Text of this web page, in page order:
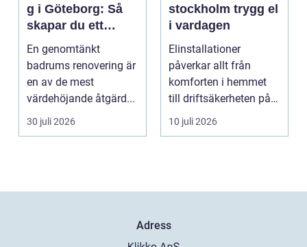
g i Göteborg: Så
skapar du ett
hållbart och
modernt badrum
En genomtänkt
badrums renovering är
en av de mest
värdehöjande åtgärd...
30 juli 2026
stockholm trygg el
i vardagen
Elinstallationer
påverkar allt från
komforten i hemmet
till driftsäkerheten på
jobbet. I en växande ...
10 juli 2026
Adress